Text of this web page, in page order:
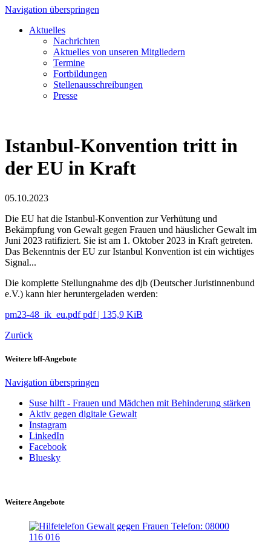
Navigation überspringen
Aktuelles
Nachrichten
Aktuelles von unseren Mitgliedern
Termine
Fortbildungen
Stellenausschreibungen
Presse
Istanbul-Konvention tritt in
der EU in Kraft
05.10.2023
Die EU hat die Istanbul-Konvention zur Verhütung und
Bekämpfung von Gewalt gegen Frauen und häuslicher Gewalt im
Juni 2023 ratifiziert. Sie ist am 1. Oktober 2023 in Kraft getreten.
Das Bekenntnis der EU zur Istanbul Konvention ist ein wichtiges
Signal...
Die komplette Stellungnahme des djb (Deutscher Juristinnenbund
e.V.) kann hier heruntergeladen werden:
pm23-48_ik_eu.pdfpdf| 135,9 KiB
Zurück
Weitere bff-Angebote
Navigation überspringen
Suse hilft - Frauen und Mädchen mit Behinderung stärken
Aktiv gegen digitale Gewalt
Instagram
LinkedIn
Facebook
Bluesky
Weitere Angebote